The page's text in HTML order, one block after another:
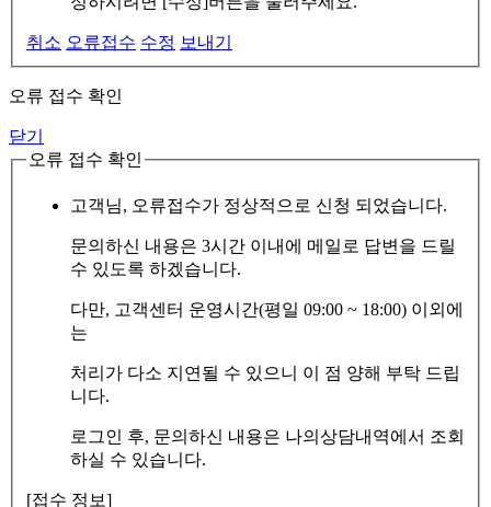
취소 오류접수 수정 보내기
오류 접수 확인
닫기
오류 접수 확인
고객님, 오류접수가 정상적으로 신청 되었습니다.
문의하신 내용은 3시간 이내에 메일로 답변을 드릴
수 있도록 하겠습니다.
다만, 고객센터 운영시간(평일 09:00 ~ 18:00) 이외에
는
처리가 다소 지연될 수 있으니 이 점 양해 부탁 드립
니다.
로그인 후, 문의하신 내용은 나의상담내역에서 조회
하실 수 있습니다.
[접수 정보]